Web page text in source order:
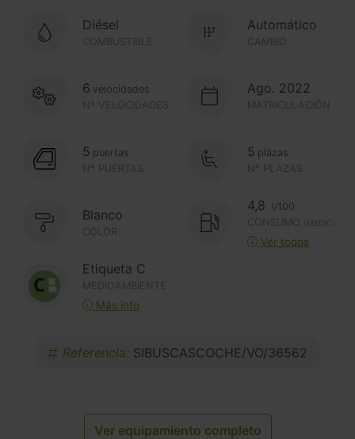
Diésel
COMBUSTIBLE CAMBIO
Automático
Nº VELOCIDADES
6 velocidades Ago. 2022
MATRICULACIÓN
Nº PUERTAS
5 puertas
Nº PLAZAS
5 plazas
Blanco
COLOR
4,8
l/100
CONSUMO
(MEDIO)
Ver todos
Etiqueta C
MEDIOAMBIENTE
Más info
Referencia: SIBUSCASCOCHE/VO/36562
Ver equipamiento completo